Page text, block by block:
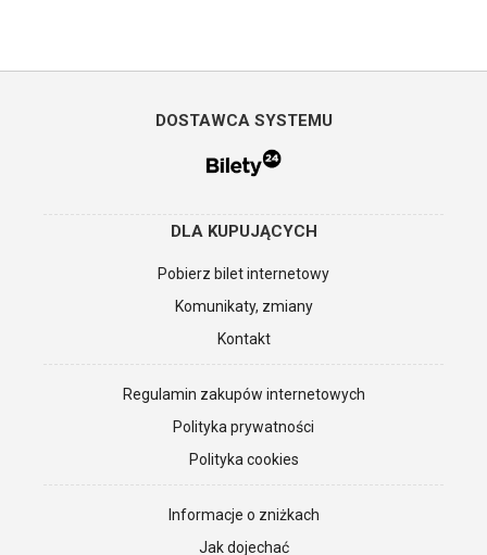
DOSTAWCA SYSTEMU
DLA KUPUJĄCYCH
Pobierz bilet internetowy
Komunikaty, zmiany
Kontakt
Regulamin zakupów internetowych
Polityka prywatności
Polityka cookies
Informacje o zniżkach
Jak dojechać